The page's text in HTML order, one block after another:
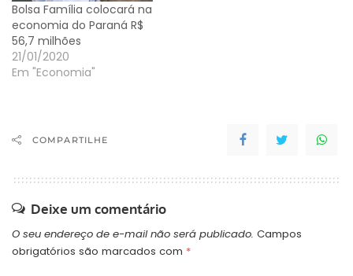
Bolsa Família colocará na
economia do Paraná R$
56,7 milhões
21/01/2020
Em "Economia"
COMPARTILHE
Deixe um comentário
O seu endereço de e-mail não será publicado. Campos
obrigatórios são marcados com *